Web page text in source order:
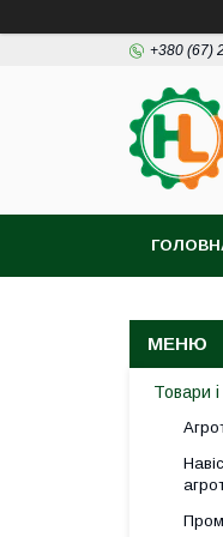
+380 (67)
Товари